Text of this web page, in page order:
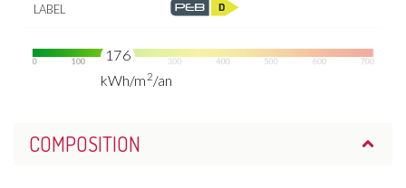
LABEL
176
kWh/m 2/an
COMPOSITION